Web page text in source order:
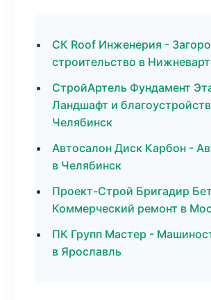
СК Roof Инженерия -
строительство в
СтройАртель Фундамент
Ландшафт и
Челябинск
Автосалон Диск Карбон -
в Челябинск
Проект-Строй Бригадир
Коммерческий ремонт в
ПК Групп Мастер -
в Ярославль